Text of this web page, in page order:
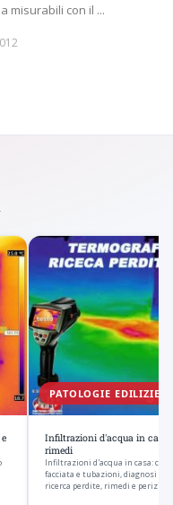
misurabili con il ...
PATOLOGIE EDILIZIE
Infiltrazioni d'acqua in casa:
rimedi
Infiltrazioni d'acqua in casa:
facciata e tubazioni, diagnosi
ricerca perdite, rimedi e perizia